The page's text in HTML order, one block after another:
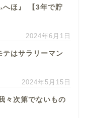
へほ』 【3年で貯
2024年6月1日
テはサラリーマン
2024年5月15日
々次第でないもの